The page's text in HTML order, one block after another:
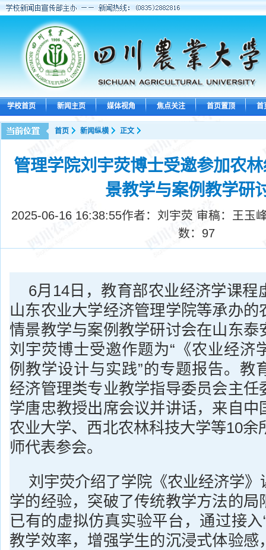
学校首页 新闻主页 媒体视角 焦点关注 首页置顶 首
首页 新闻纵横 正文
管理学院刘宇荧博士受邀参加农
景教学与案例教学研
2025-06-16 16:38:55作者：​刘宇荧 审稿：王玉
数： 97
6月14日，教育部农业经济学课程
山东农业大学经济管理学院等承办的
情景教学与案例教学研讨会在山东泰
刘宇荧博士受邀作题为“《农业经济
例教学设计与实践”的专题报告。教
经济管理类专业教学指导委员会主任
学唐忠教授出席会议并讲话，来自中
农业大学、西北农林科技大学等10余
师代表参会。
刘宇荧介绍了学院《农业经济学
学的经验，突破了传统教学方法的局
已有的虚拟仿真实验平台，通过接入
教学效率，增强学生的沉浸式体验感